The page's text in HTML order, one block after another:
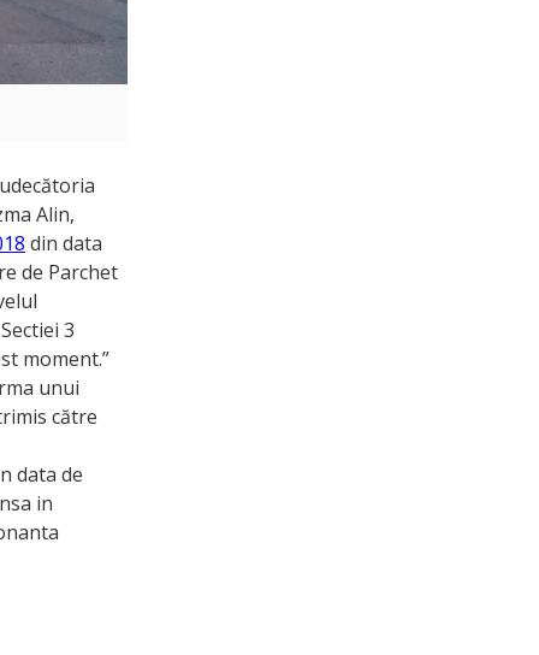
Alin,
din data
de Parchet
3
moment.”
unui
către
data de
in